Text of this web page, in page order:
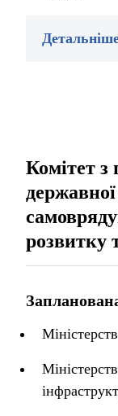
Комітет з
розвитку